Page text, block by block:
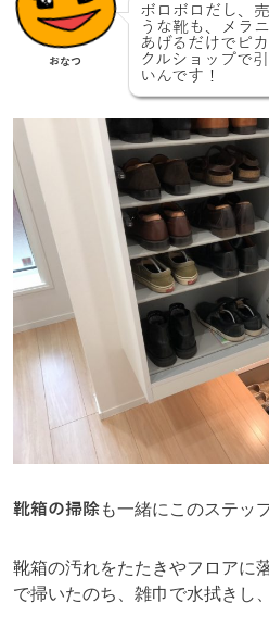
おなつ
ボロボロだし、
うな靴も、メラ
あげるだけでピ
クルショップで
いんです！
靴箱の掃除も一緒にこのステッ
靴箱の汚れをたたきやフロアに
で掃いたのち、雑巾で水拭きし